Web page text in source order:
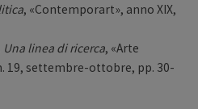
, «Contemporart», anno XIX,
linea di ricerca, «Arte
19, settembre-ottobre, pp. 30-